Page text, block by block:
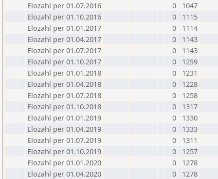
Elozahl per 01.07.2016
0
1047
Elozahl per 01.10.2016
0
1115
Elozahl per 01.01.2017
0
1114
Elozahl per 01.04.2017
0
1143
Elozahl per 01.07.2017
0
1143
Elozahl per 01.10.2017
0
1259
Elozahl per 01.01.2018
0
1231
Elozahl per 01.04.2018
0
1228
Elozahl per 01.07.2018
0
1258
Elozahl per 01.10.2018
0
1317
Elozahl per 01.01.2019
0
1330
Elozahl per 01.04.2019
0
1333
Elozahl per 01.07.2019
0
1311
Elozahl per 01.10.2019
0
1257
Elozahl per 01.01.2020
0
1278
Elozahl per 01.04.2020
0
1278